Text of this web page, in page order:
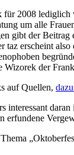
2008 lediglich
um alle
gibt der Beitrag
erscheint
der
auf Quellen,
interessant
erfundene